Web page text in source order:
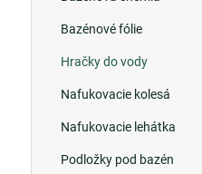
Bazénové fólie
Hračky do vody
Nafukovacie kolesá
Nafukovacie lehátka
Podložky pod bazén